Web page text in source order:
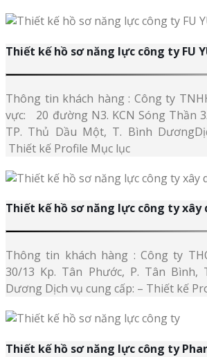
Thiết kế hồ sơ năng lực công ty FU
Thông tin khách hàng : Công ty
vực: 20 đường N3. KCN Sóng Thần
TP. Thủ Dầu Một, T. Bình
Thiết kế Profile Mục lục
Thiết kế hồ sơ năng lực công ty xây
Thông tin khách hàng : Công ty
30/13 Kp. Tân Phước, P. Tân Bình,
Dương Dịch vụ cung cấp: – Thiết kế
Thiết kế hồ sơ năng lực công ty